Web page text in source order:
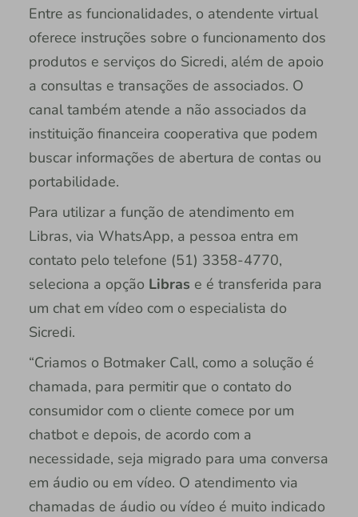
Entre as funcionalidades, o atendente virtual
oferece instruções sobre o funcionamento dos
produtos e serviços do Sicredi, além de apoio
a consultas e transações de associados. O
canal também atende a não associados da
instituição financeira cooperativa que podem
buscar informações de abertura de contas ou
portabilidade.
Para utilizar a função de atendimento em
Libras, via WhatsApp, a pessoa entra em
contato pelo telefone (51) 3358-4770,
seleciona a opção Libras e é transferida para
um chat em vídeo com o especialista do
Sicredi.
“Criamos o Botmaker Call, como a solução é
chamada, para permitir que o contato do
consumidor com o cliente comece por um
chatbot e depois, de acordo com a
necessidade, seja migrado para uma conversa
em áudio ou em vídeo. O atendimento via
chamadas de áudio ou vídeo é muito indicado